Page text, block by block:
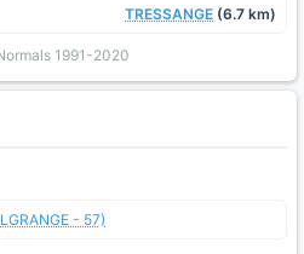
TRESSANGE (6.7 km)
1991-2020
- 57)